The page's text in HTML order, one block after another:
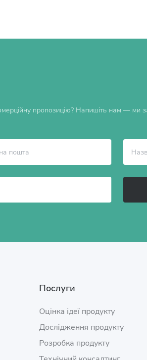
пропозицію? Напишіть нам — ми
Послуги
Оцінка ідеї продукту
Дослідження продукту
Розробка продукту